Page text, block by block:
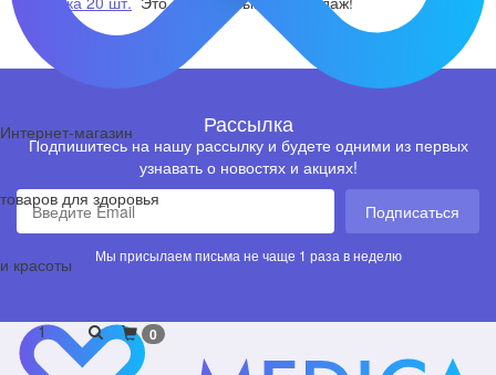
Интернет-магазин
товаров для здоровья
и красоты
1 0
Рассылка
Подпишитесь на нашу рассылку и будете одними из первых
узнавать о новостях и акциях!
Подписаться
Мы присылаем письма не чаще 1 раза в неделю